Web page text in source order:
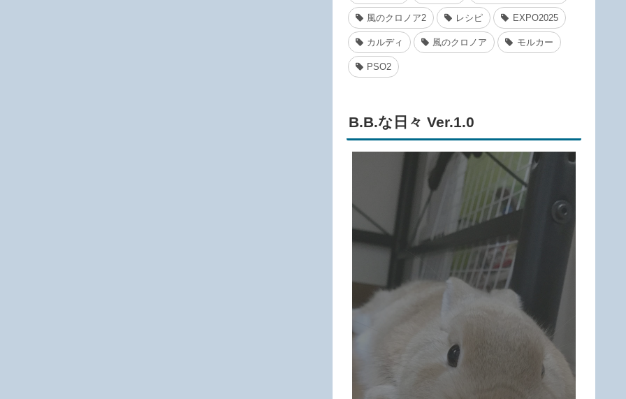
風のクロノア2 レシピ EXPO2025
カルディ 風のクロノア モルカー
PSO2
B.B.な日々 Ver.1.0